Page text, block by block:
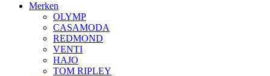
Merken
OLYMP
CASAMODA
REDMOND
VENTI
HAJO
TOM RIPLEY